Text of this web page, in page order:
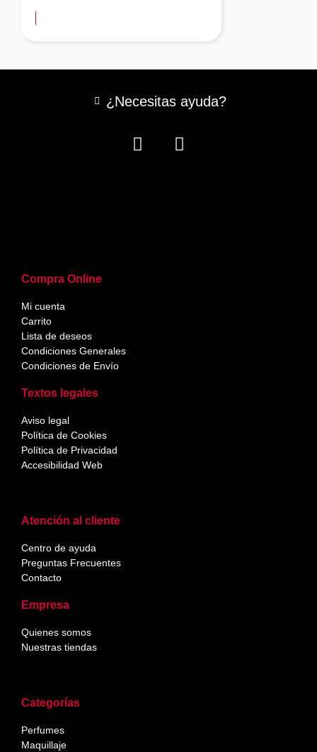
Categorías
Perfumes
Maquillaje
Atención al cliente
Centro de ayuda
Preguntas Frecuentes
Contacto
Empresa
Quienes somos
Nuestras tiendas
Compra Online
Mi cuenta
Carrito
Lista de deseos
Condiciones Generales
Condiciones de Envío
Textos legales
Aviso legal
Política de Cookies
Política de Privacidad
Accesibilidad Web
¿Necesitas ayuda?